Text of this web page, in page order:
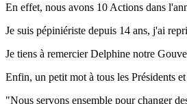
En effet, nous avons 10 Actions dans
Je suis pépiniériste depuis 14 ans, j'ai
Je tiens à remercier Delphine notre
Enfin, un petit mot à tous les Présidents
"Nous servons ensemble pour changer